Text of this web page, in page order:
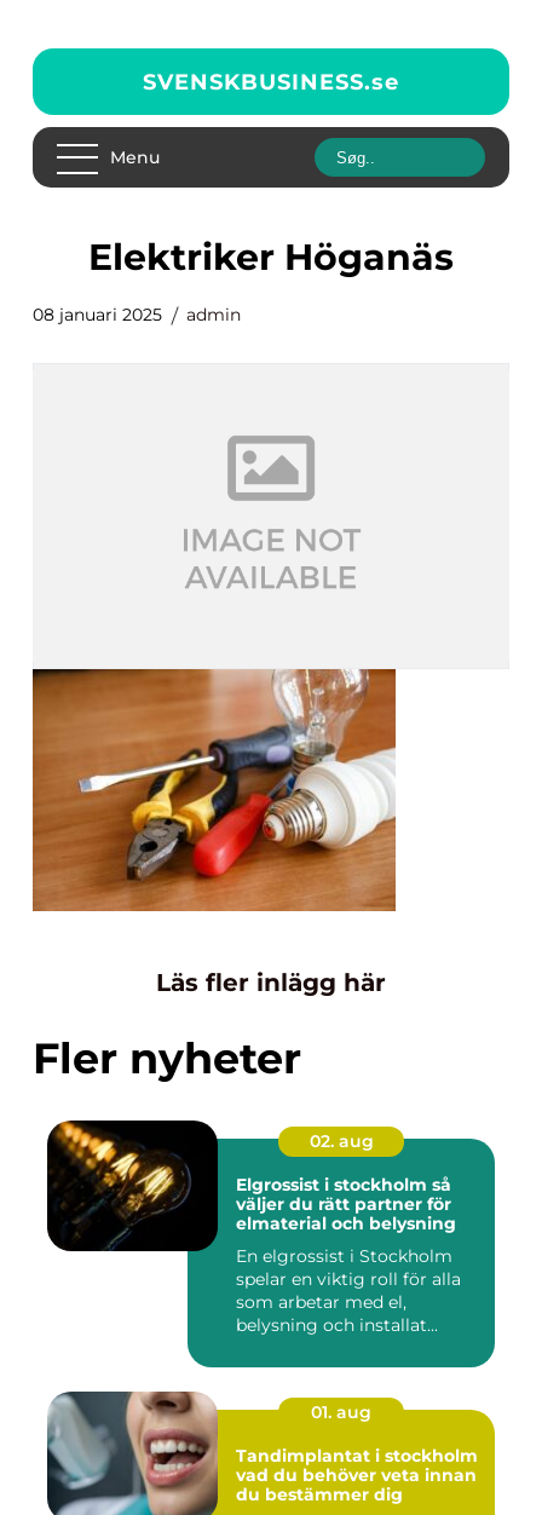
SVENSKBUSINESS.se
Menu
Elektriker Höganäs
08 januari 2025 admin
Läs fler inlägg här
Fler nyheter
02. aug
Elgrossist i stockholm så
väljer du rätt partner för
elmaterial och belysning
En elgrossist i Stockholm
spelar en viktig roll för alla
som arbetar med el,
belysning och installat...
01. aug
Tandimplantat i stockholm
vad du behöver veta innan
du bestämmer dig